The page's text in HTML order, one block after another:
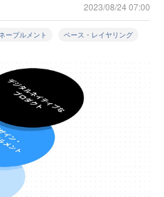
2023/08/24 07:00
ーブルメント ペース・レイヤリング